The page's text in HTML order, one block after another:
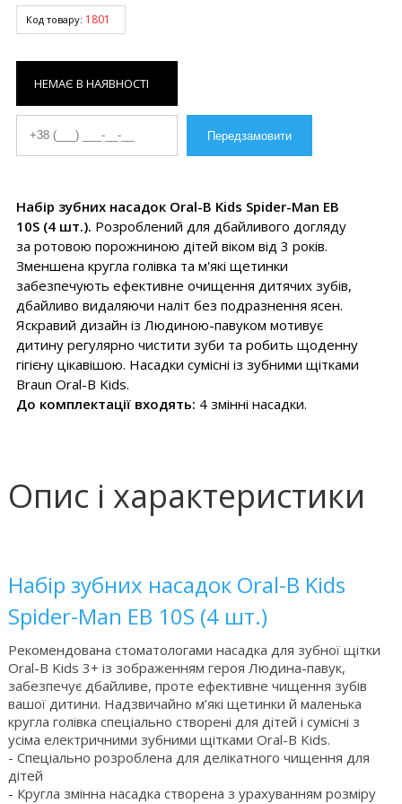
Код товару: 1801
НЕМАЄ В НАЯВНОСТІ
Набір зубних насадок Oral-B Kids Spider-Man EB
10S (4 шт.). Розроблений для дбайливого догляду
за ротовою порожниною дітей віком від 3 років.
Зменшена кругла голівка та м'які щетинки
забезпечують ефективне очищення дитячих зубів,
дбайливо видаляючи наліт без подразнення ясен.
Яскравий дизайн із Людиною-павуком мотивує
дитину регулярно чистити зуби та робить щоденну
гігієну цікавішою. Насадки сумісні із зубними щітками
Braun Oral-B Kids.
До комплектації входять: 4 змінні насадки.
Опис і характеристики
Набір зубних насадок Oral-B Kids
Spider-Man EB 10S (4 шт.)
Рекомендована стоматологами насадка для зубної щітки
Oral-B Kids 3+ із зображенням героя Людина-павук,
забезпечує дбайливе, проте ефективне чищення зубів
вашої дитини. Надзвичайно м’які щетинки й маленька
кругла голівка спеціально створені для дітей і сумісні з
усіма електричними зубними щітками Oral-B Kids.
- Спеціально розроблена для делікатного чищення для
дітей
- Кругла змінна насадка створена з урахуванням розміру